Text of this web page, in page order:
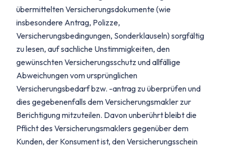
übermittelten Versicherungsdokumente (wie
insbesondere Antrag, Polizze,
Versicherungsbedingungen, Sonderklauseln) sorgfältig
zu lesen, auf sachliche Unstimmigkeiten, den
gewünschten Versicherungsschutz und allfällige
Abweichungen vom ursprünglichen
Versicherungsbedarf bzw. -antrag zu überprüfen und
dies gegebenenfalls dem Versicherungsmakler zur
Berichtigung mitzuteilen. Davon unberührt bleibt die
Pflicht des Versicherungsmaklers gegenüber dem
Kunden, der Konsument ist, den Versicherungsschein